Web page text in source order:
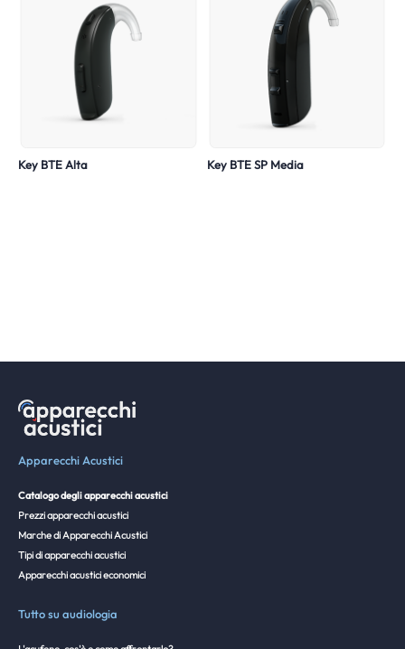
Key BTE Alta Key BTE SP Media
Apparecchi Acustici
Catalogo degli apparecchi acustici
Prezzi apparecchi acustici
Marche di Apparecchi Acustici
Tipi di apparecchi acustici
Apparecchi acustici economici
Tutto su audiologia